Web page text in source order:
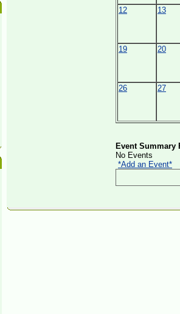
12 13
19 20
26 27
Event Summary
No Events
*Add an Event*